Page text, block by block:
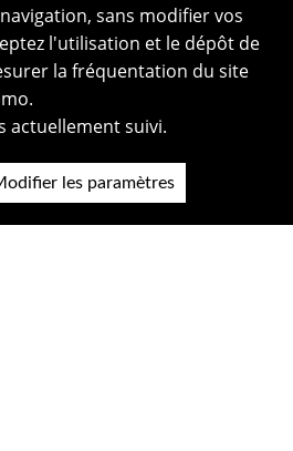
sans modifier vos
l'utilisation et le dépôt de
la fréquentation du site
actuellement suivi.
les paramètres